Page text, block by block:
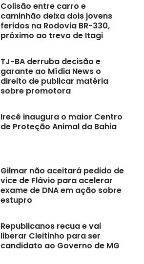
Colisão entre carro e
caminhão deixa dois jovens
feridos na Rodovia BR-330,
próximo ao trevo de Itagi
TJ-BA derruba decisão e
garante ao Mídia News o
direito de publicar matéria
sobre promotora
Irecê inaugura o maior Centro
de Proteção Animal da Bahia
Gilmar não aceitará pedido de
vice de Flávio para acelerar
exame de DNA em ação sobre
estupro
Republicanos recua e vai
liberar Cleitinho para ser
candidato ao Governo de MG